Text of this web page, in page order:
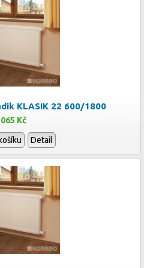
KLASIK 22 600/1800
Kč
Detail